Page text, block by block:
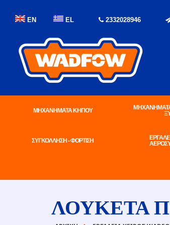
EN EL 2332028946
ΜΗΧΑΝΗΜΑΤΑ ΚΗΠΟΥ
ΣΥΓΚΟΛΛΗΣΗ - ΦΟΡΤΙΣΗ
ΛΟΥΚΕΤΑ